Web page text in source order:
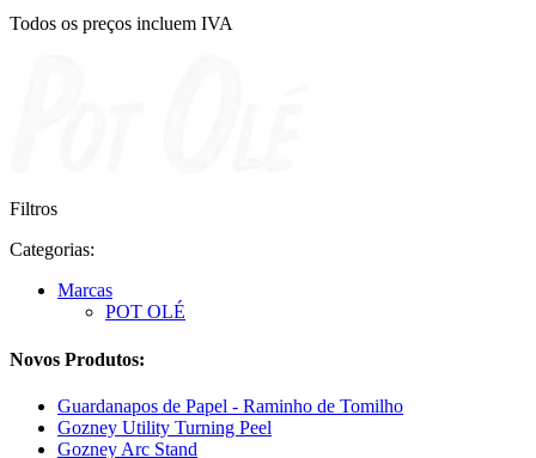
Todos os preços incluem IVA
Filtros
Categorias:
Marcas
POT OLÉ
Novos Produtos:
Guardanapos de Papel - Raminho de Tomilho
Gozney Utility Turning Peel
Gozney Arc Stand